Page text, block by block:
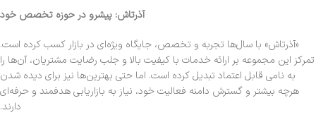
آذرتاش: پیشرو در حوزه تخصص خود
«آذرتاش» با سال‌ها تجربه و تخصص، جایگاه ویژه‌ای در بازار کسب کرده است.
تمرکز این مجموعه بر ارائه خدمات با کیفیت بالا و جلب رضایت مشتریان، آن‌ها را
به نامی قابل اعتماد تبدیل کرده است. اما حتی بهترین‌ها نیز برای دیده شدن
هرچه بیشتر و گسترش دامنه فعالیت خود، نیاز به بازاریابی هدفمند و حرفه‌ای
دارند.